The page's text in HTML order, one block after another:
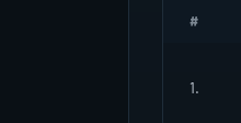
#
1.